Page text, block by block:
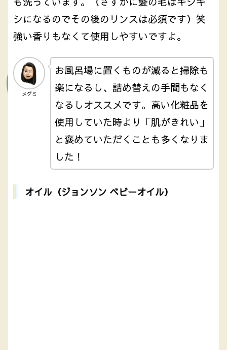
シになるのでその後のリンスは必須です）笑
強い香りもなくて使用しやすいですよ。
メグミ
お風呂場に置くものが減ると掃除も
楽になるし、詰め替えの手間もなく
なるしオススメです。高い化粧品を
使用していた時より「肌がきれい」
と褒めていただくことも多くなりま
した！
オイル（ジョンソン ベビーオイル）